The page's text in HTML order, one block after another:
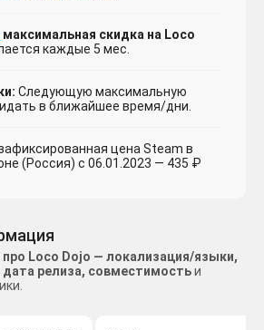
максимальная скидка на Loco
каждые 5 мес.
Следующую максимальную
в ближайшее время/дни.
цена Steam в
(Россия) с 06.01.2023 — 435 ₽
Loco Dojo — локализация/языки,
релиза, совместимостьи